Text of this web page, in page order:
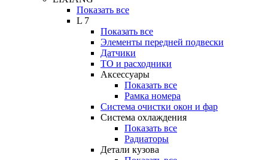
Показать все
L 7
Показать все
Элементы передней подвески
Датчики
ТО и расходники
Аксессуары
Показать все
Рамка номера
Система очистки окон и фар
Система охлаждения
Показать все
Радиаторы
Детали кузова